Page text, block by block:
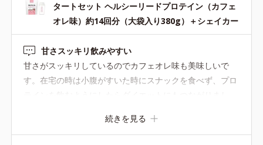
タートセット ヘルシーリードプロテイン（カフェ
オレ味）約14回分（大袋入り380g）＋シェイカー
甘さスッキリ飲みやすい
甘さがスッキリしているのでカフェオレ味も美味しいで
す。在宅の時は小腹がすいた時にスナックを食べず、プロ
っていましたが、粉がこぼれやすかったです。専用のシェ
続きを見る